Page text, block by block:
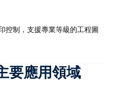
控制，支援專業等級的工程圖
要應用領域